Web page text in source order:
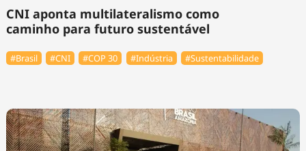
CNI aponta multilateralismo como
caminho para futuro sustentável
#Brasil #CNI #COP 30 #Indústria #Sustentabilidade